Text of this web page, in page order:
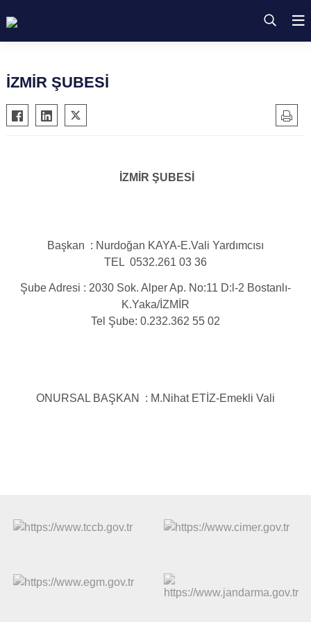
İZMİR ŞUBESİ
İZMİR ŞUBESİ
Başkan : Nurdoğan KAYA-E.Vali Yardımcısı
TEL 0532.261 03 36
Şube Adresi : 2030 Sok. Alper Ap. No:11 D:l-2 Bostanlı-
K.Yaka/İZMİR
Tel Şube: 0.232.362 55 02
ONURSAL BAŞKAN : M.Nihat ETİZ-Emekli Vali